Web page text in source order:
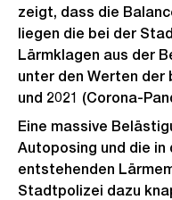
zeigt, dass die
liegen die bei der
Lärmklagen aus der
unter den Werten der
und 2021 (Corona-
Eine massive
Autoposing und die in
entstehenden
Stadtpolizei dazu